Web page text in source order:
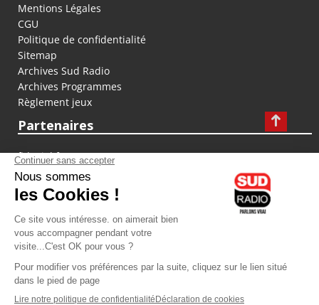
Mentions Légales
CGU
Politique de confidentialité
Sitemap
Archives Sud Radio
Archives Programmes
Règlement jeux
Partenaires
fiducial.fr
lyoncapitale.fr
olympique-et-lyonnais.com
L'application Iphone / Android
Téléchargez l'application
Les cookies